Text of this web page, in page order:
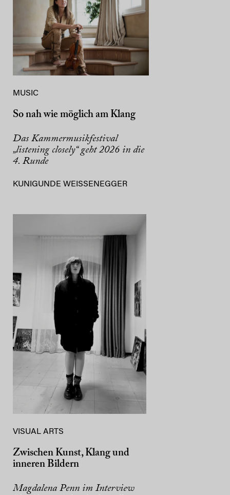
MUSIC
So nah wie möglich am Klang
Das Kammermusikfestival
„listening closely“ geht 2026 in die
4. Runde
KUNIGUNDE WEISSENEGGER
VISUAL ARTS
Zwischen Kunst, Klang und
inneren Bildern
Magdalena Penn im Interview